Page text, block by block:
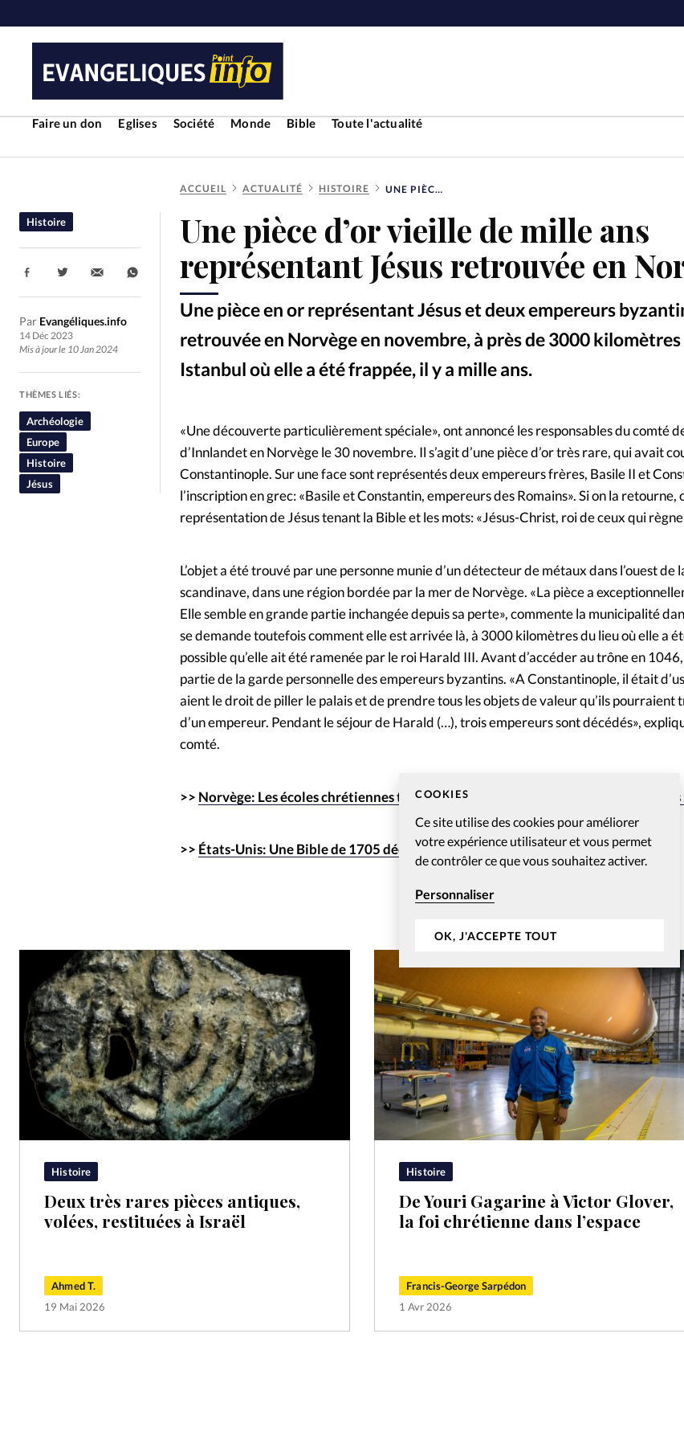
COOKIES
Ce site utilise des cookies pour améliorer
votre expérience utilisateur et vous permet
de contrôler ce que vous souhaitez activer.
Personnaliser
OK, J'ACCEPTE TOUT
Faire un don Eglises Société Monde Bible
Toute l'actualité
RUBRIQUES
Toute l'actualité Bible
Culture
Economie
Eglises
Liberté religieuse
Mission
Monde
People
Société
La
ACCUEIL ACTUALITÉ HISTOIRE UNE PIÈCE D’OR VIEILLE DE MILLE ANS REPRÉSENTANT JÉSUS RETROUVÉE EN NORVÈGE
Une pièce d’or vieille de mille ans
représentant Jésus retrouvée en
Une pièce en or représentant Jésus et deux empereurs
retrouvée en Norvège en novembre, à près de 3000 kilomètres
Istanbul où elle a été frappée, il y a mille ans.
Histoire
Par Evangéliques.info
14 Déc 2023
Mis à jour le 10 Jan 2024
Partager:
THÈMES LIÉS:
Archéologie
Europe
Histoire
Jésus
«Une découverte particulièrement spéciale», ont annoncé les responsables du comté
d’Innlandet en Norvège le 30 novembre. Il s’agit d’une pièce d’or très rare, qui avait
Constantinople. Sur une face sont représentés deux empereurs frères, Basile II et
l’inscription en grec: «Basile et Constantin, empereurs des Romains». Si on la retourne,
représentation de Jésus tenant la Bible et les mots: «Jésus-Christ, roi de ceux qui
L’objet a été trouvé par une personne munie d’un détecteur de métaux dans l’ouest de
scandinave, dans une région bordée par la mer de Norvège. «La pièce a
Elle semble en grande partie inchangée depuis sa perte», commente la municipalité
se demande toutefois comment elle est arrivée là, à 3000 kilomètres du lieu où elle a
possible qu’elle ait été ramenée par le roi Harald III. Avant d’accéder au trône en
partie de la garde personnelle des empereurs byzantins. «A Constantinople, il était
aient le droit de piller le palais et de prendre tous les objets de valeur qu’ils pourraient
d’un empereur. Pendant le séjour de Harald (…), trois empereurs sont décédés»,
comté.
>> Norvège: Les écoles chrétiennes toujours inquiètes malgré le retrait des
>> États-Unis: Une Bible de 1705 découverte dans une maison de retraite
Histoire
Deux très rares pièces antiques,
volées, restituées à Israël
Ahmed T.
19 Mai 2026
Histoire
De Youri Gagarine à Victor Glover,
la foi chrétienne dans l’espace
Francis-George Sarpédon
1 Avr 2026